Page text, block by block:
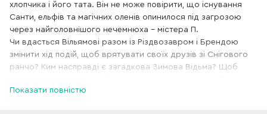
хлопчика і його тата. Він не може повірити, що існування
Санти, ельфів та магічних оленів опинилося під загрозою
через найголовнішого нечемнюха – містера П.
Чи вдасться Вільямові разом із Різдвозавром і Брендою
змінити хід подій, щоб врятувати своїх друзів зі Снігового
ранчо? Ким насправді є загадкова Зимова Відьма? Щоб
Флетчера.
Показати повністю